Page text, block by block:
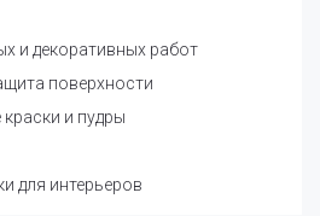
и декоративных работ
поверхности
и пудры
для интерьеров